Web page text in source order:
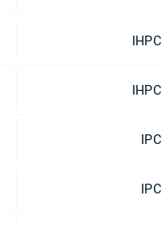
IHPC
IHPC
IPC
IPC